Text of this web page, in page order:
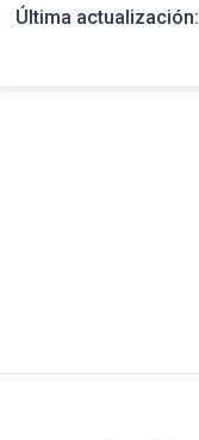
Última actualización: